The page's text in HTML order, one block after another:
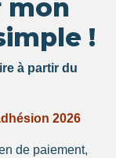
mon
!
à partir du
2026
de paiement,